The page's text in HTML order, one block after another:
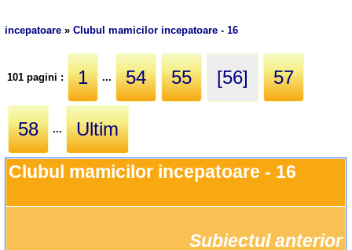
incepatoare »Clubul mamicilor incepatoare - 16
101 pagini : 1 ... 54 55 [56] 57
58 ... Ultim
Clubul mamicilor incepatoare - 16
Subiectul anterior